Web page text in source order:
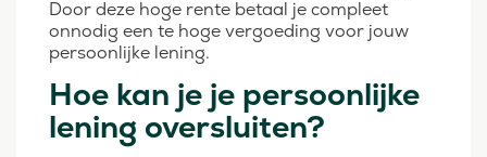
Door deze hoge rente betaal je compleet
onnodig een te hoge vergoeding voor jouw
persoonlijke lening.
Hoe kan je je persoonlijke
lening oversluiten?